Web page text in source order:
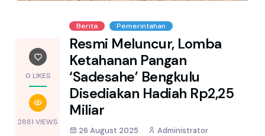
0 LIKES
2881 VIEWS
Berita Pemerintahan
Resmi Meluncur, Lomba
Ketahanan Pangan
‘Sadesahe’ Bengkulu
Disediakan Hadiah Rp2,25
Miliar
26 August 2025 Administrator